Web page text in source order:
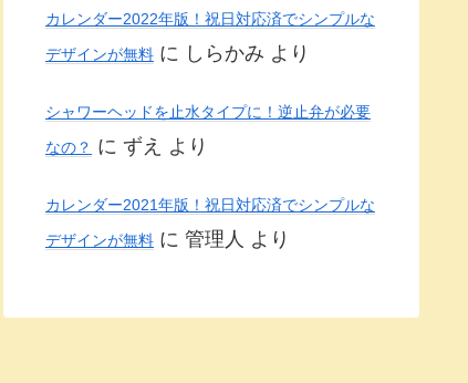
カレンダー2022年版！祝日対応済でシンプルな
デザインが無料 に しらかみ より
シャワーヘッドを止水タイプに！逆止弁が必要
なの？ に ずえ より
カレンダー2021年版！祝日対応済でシンプルな
デザインが無料 に 管理人 より